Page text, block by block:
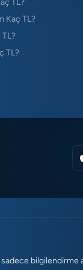
TL?
Kaç TL?
TL?
bilgilendirme